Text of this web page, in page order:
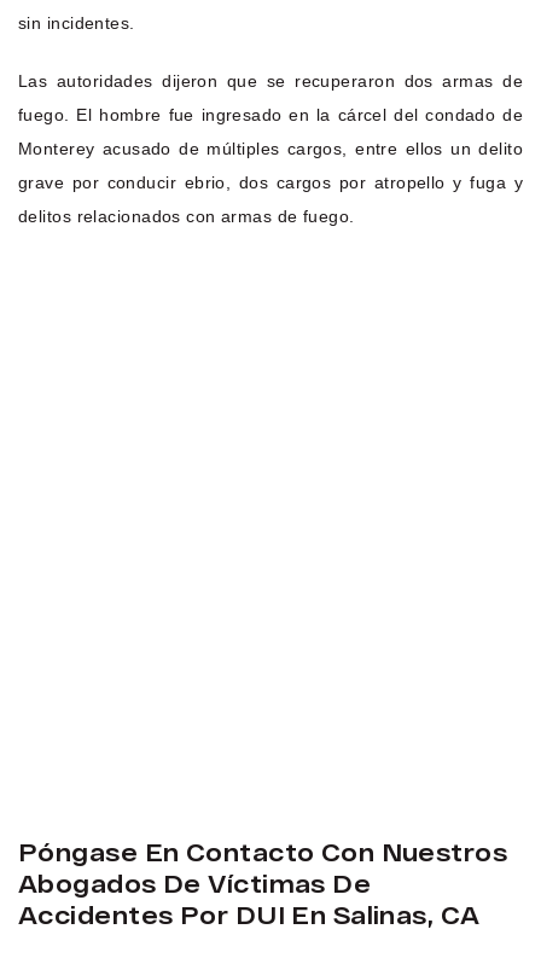
sin incidentes.
Las autoridades dijeron que se recuperaron dos armas de
fuego. El hombre fue ingresado en la cárcel del condado de
Monterey acusado de múltiples cargos, entre ellos un delito
grave por conducir ebrio, dos cargos por atropello y fuga y
delitos relacionados con armas de fuego.
Póngase En Contacto Con Nuestros
Abogados De Víctimas De
Accidentes Por DUI En Salinas, CA